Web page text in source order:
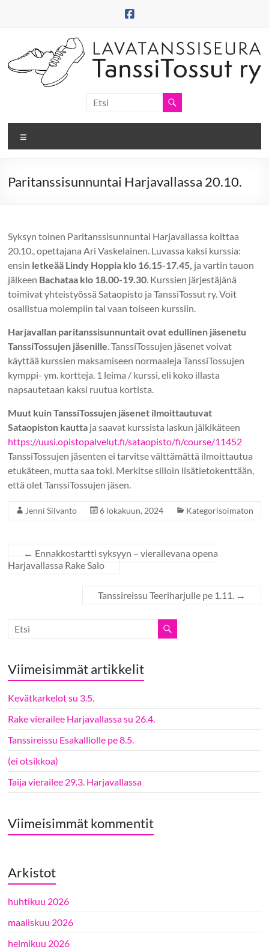
Tanssitossut
ry
Tanssitossujen
sivut
Paritanssisunnuntai Harjavallassa 20.10.
Syksyn toinen Paritanssisunnuntai Harjavallassa koittaa
20.10., opettajana Ari Vaskelainen. Luvassa kaksi kurssia:
ensin letkeää Lindy Hoppia klo 16.15-17.45, ja vartin tauon
jälkeen Bachataa klo 18.00-19.30 . Kurssien järjestäjänä
toimivat yhteistyössä Sataopisto ja TanssiTossut ry. Voit
osallistua molempiin tai vaan toiseen kurssiin.
Harjavallan paritanssisunnuntait ovat edullinen jäsenetu
TanssiTossujen jäsenille . TanssiTossujen jäsenet voivat
käyttää kurssien maksamiseen normaaleja TanssiTossujen
kymppi- ym. kortteja. 1 leima / kurssi, eli koko illasta
napsautetaan kaksi ruutua kortista.
Muut kuin TanssiTossujen jäsenet ilmoittautuvat
Sataopiston kautta ja saavat kurssista laskun jälkikäteen
https://uusi.opistopalvelut.fi/sataopisto/fi/course/11452
TanssiTossujen jäsenten ei tarvitse välttämättä ilmoittautua
etukäteen, mutta saa toki. Merkitse silloin lisätietokenttään,
että olet TanssiTossujen jäsen.
Jenni Silvanto 6 lokakuun, 2024 Kategorisoimaton
← Ennakkostartti syksyyn – vierailevana opena
Harjavallassa Rake Salo
Tanssireissu Teeriharjulle pe 1.11. →
Viimeisimmät artikkelit
Kevätkarkelot su 3.5.
Rake vierailee Harjavallassa su 26.4.
Tanssireissu Esakalliolle pe 8.5.
(ei otsikkoa)
Taija vierailee 29.3. Harjavallassa
Viimeisimmät kommentit
Arkistot
huhtikuu 2026
maaliskuu 2026
helmikuu 2026